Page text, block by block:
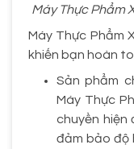
Máy Thực Phẩm
Máy Thực Phẩm
khiến bạn hoàn
Sản phẩm
Máy Thực
chuyền hiện
đảm bảo độ